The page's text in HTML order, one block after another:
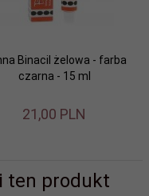
Binacil żelowa - farba
czarna - 15 ml
21,00 PLN
ten produkt